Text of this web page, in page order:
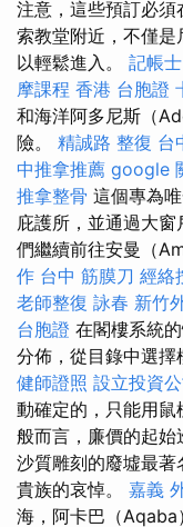
注意，這些預訂必
索教堂附近，不僅
以輕鬆進入。 記帳
摩課程 香港 台胞證
和海洋阿多尼斯（
險。 精誠路 整復 台
中推拿推薦 google
推拿整骨 這個專為
庇護所，並通過大
們繼續前往安曼（
作 台中 筋膜刀 經絡
老師整復 詠春 新竹
台胞證 在閣樓系統
分佈，從目錄中選擇
健師證照 設立投資
動確定的，只能用鼠
般而言，廉價的起
沙質雕刻的廢墟最著
貴族的哀悼。 嘉義
海，阿卡巴（Aqaba